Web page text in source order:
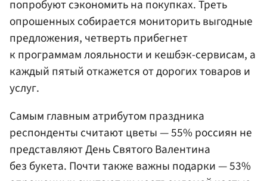
попробуют сэкономить на покупках. Треть
опрошенных собирается мониторить выгодные
предложения, четверть прибегнет
к программам лояльности и кешбэк-сервисам, а
каждый пятый откажется от дорогих товаров и
услуг.
Самым главным атрибутом праздника
респонденты считают цветы — 55% россиян не
представляют День Святого Валентина
без букета. Почти также важны подарки — 53%